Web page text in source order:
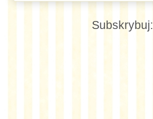
Subskrybuj: